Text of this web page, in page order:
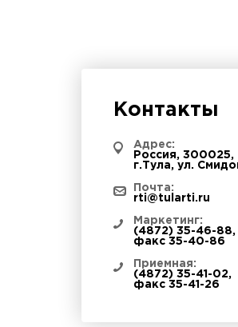
Контакты
Адрес:
Россия, 300025,
г.Тула, ул.
Почта:
rti@tularti.ru
Маркетинг:
(4872) 35-46-88,
факс 35-40-86
Приемная:
(4872) 35-41-02,
факс 35-41-26